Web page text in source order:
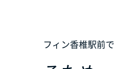
フィン香椎駅前で